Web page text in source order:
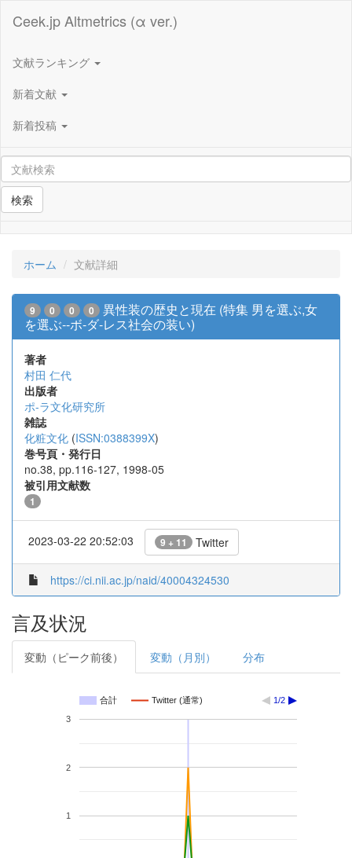
Ceek.jp Altmetrics (α ver.)
文献ランキング
新着文献
新着投稿
検索
ホーム 文献詳細
9 0 0 0
異性装の歴史と現在 (特集 男を選ぶ,女
を選ぶ--ボ-ダ-レス社会の装い)
著者
村田 仁代
出版者
ポ-ラ文化研究所
雑誌
化粧文化 (ISSN:0388399X)
巻号頁・発行日
no.38, pp.116-127, 1998-05
被引用文献数
1
2023-03-22 20:52:03 9 + 11 Twitter
https://ci.nii.ac.jp/naid/40004324530
言及状況
変動（ピーク前後） 変動（月別） 分布
合計 Twitter (通常) 1/2
1
2
3